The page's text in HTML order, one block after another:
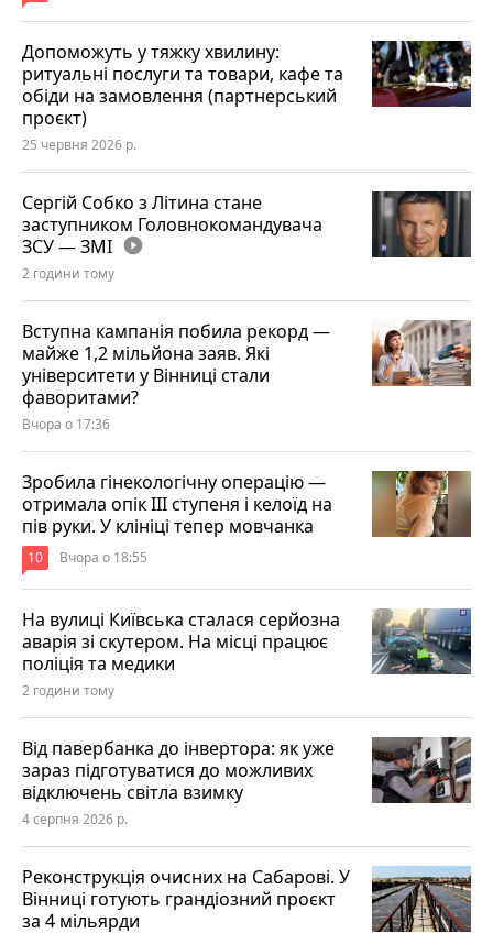
Допоможуть у тяжку хвилину:
ритуальні послуги та товари, кафе та
обіди на замовлення (партнерський
проєкт)
25 червня 2026 р.
Сергій Собко з Літина стане
заступником Головнокомандувача
ЗСУ — ЗМІ play_circle_filled
2 години тому
Вступна кампанія побила рекорд —
майже 1,2 мільйона заяв. Які
університети у Вінниці стали
фаворитами?
Вчора о 17:36
Зробила гінекологічну операцію —
отримала опік ІІІ ступеня і келоїд на
пів руки. У клініці тепер мовчанка
10 Вчора о 18:55
На вулиці Київська сталася серйозна
аварія зі скутером. На місці працює
поліція та медики
2 години тому
Від павербанка до інвертора: як уже
зараз підготуватися до можливих
відключень світла взимку
4 серпня 2026 р.
Реконструкція очисних на Сабарові. У
Вінниці готують грандіозний проєкт
за 4 мільярди